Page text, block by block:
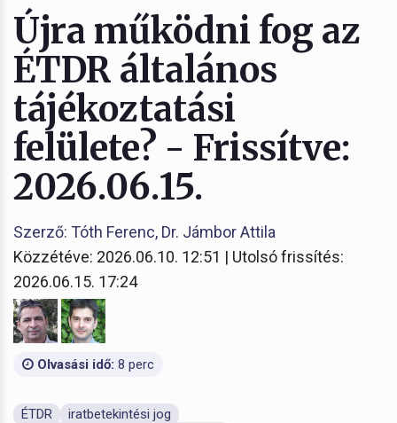
Újra működni fog az
ÉTDR általános
tájékoztatási
felülete? - Frissítve:
2026.06.15.
Szerző: Tóth Ferenc, Dr. Jámbor Attila
Közzétéve: 2026.06.10. 12:51 | Utolsó frissítés:
2026.06.15. 17:24
Olvasási idő: 8 perc
ÉTDR
iratbetekintési jog